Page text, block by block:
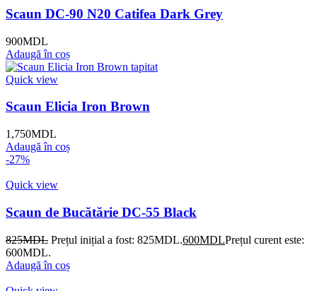
Scaun DC-90 N20 Catifea Dark Grey
900MDL
Adaugă în coș
Quick view
Scaun Elicia Iron Brown
1,750MDL
Adaugă în coș
-27%
Quick view
Scaun de Bucătărie DC-55 Black
825MDL Prețul inițial a fost: 825MDL.600MDLPrețul curent este:
600MDL.
Adaugă în coș